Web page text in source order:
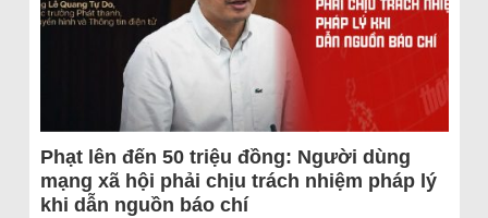
Phạt lên đến 50 triệu đồng: Người dùng
mạng xã hội phải chịu trách nhiệm pháp lý
khi dẫn nguồn báo chí